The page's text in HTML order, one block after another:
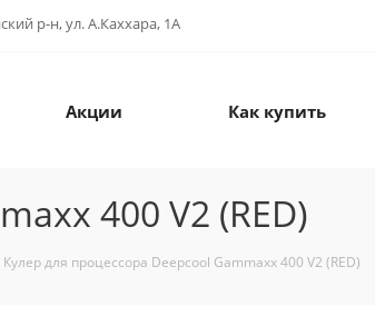
р-н, ул. А.Каххара, 1А
Акции Как купить
400 V2 (RED)
Кулер для процессора Deepcool Gammaxx 400 V2 (RED)